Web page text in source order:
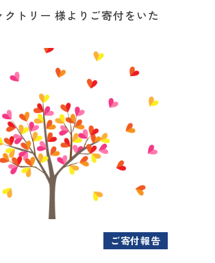
クトリー 様よりご寄付をいた
ご寄付報告